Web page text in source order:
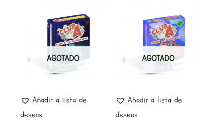
AGOTADO
Añadir a lista de
deseos
AGOTADO
Añadir a lista de
deseos